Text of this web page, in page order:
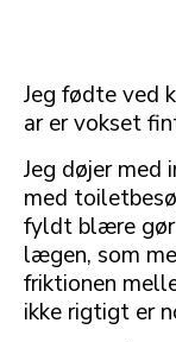
Jeg fødte ved
ar er vokset
Jeg døjer med
med
fyldt blære gør
lægen, som
friktionen
ikke rigtigt er